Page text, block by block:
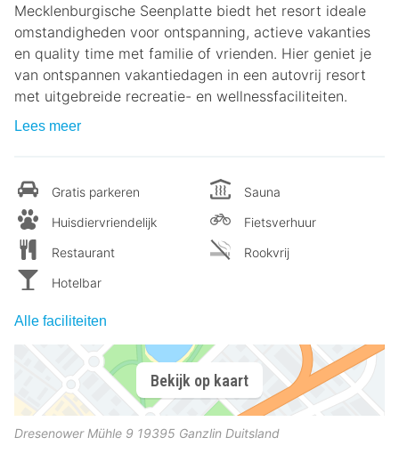
Mecklenburgische Seenplatte biedt het resort ideale
omstandigheden voor ontspanning, actieve vakanties
en quality time met familie of vrienden. Hier geniet je
van ontspannen vakantiedagen in een autovrij resort
met uitgebreide recreatie- en wellnessfaciliteiten.
Lees meer
Gratis parkeren
Huisdiervriendelijk
Restaurant
Hotelbar
Sauna
Fietsverhuur
Rookvrij
Alle faciliteiten
Bekijk op kaart
Dresenower Mühle 9 19395 Ganzlin Duitsland